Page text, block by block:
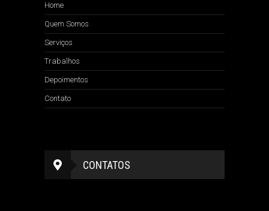
Home
Quem Somos
Serviços
Trabalhos
Depoimentos
Contato
CONTATOS